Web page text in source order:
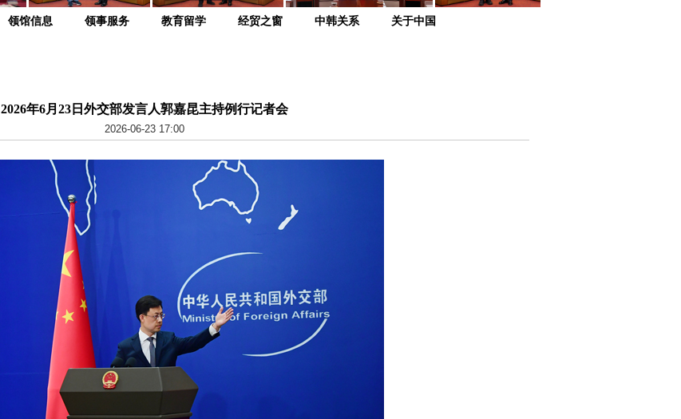
领馆信息 领事服务 教育留学 经贸之窗 中韩关系 关于中国
2026年6月23日外交部发言人郭嘉昆主持例行记者会
2026-06-23 17:00